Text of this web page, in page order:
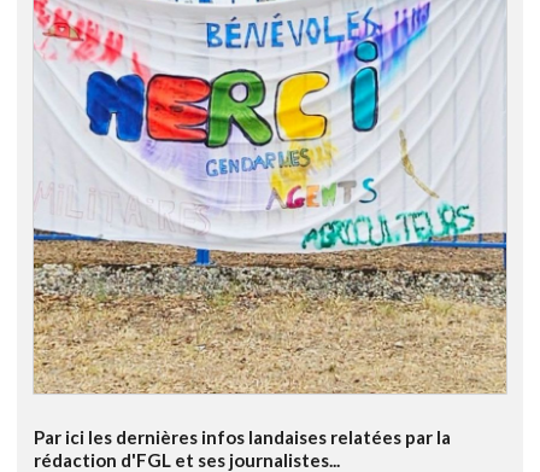
Par ici les dernières infos landaises relatées par la
rédaction d'FGL et ses journalistes...